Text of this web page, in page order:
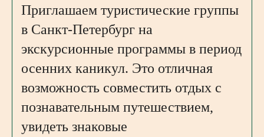
Приглашаем туристические группы
в Санкт-Петербург на
экскурсионные программы в период
осенних каникул. Это отличная
возможность совместить отдых с
познавательным путешествием,
увидеть знаковые